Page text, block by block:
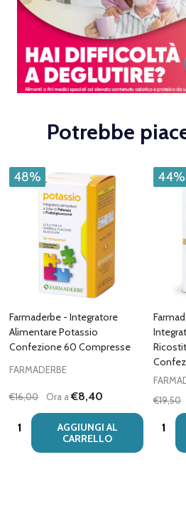
Potrebbe
48%
Farmaderbe - Integratore
Alimentare Potassio
Confezione 60 Compresse
FARMADERBE
€16,00 Ora a€8,40
Quantità:
AGGIUNGI AL
CARRELLO
44%
€19,50